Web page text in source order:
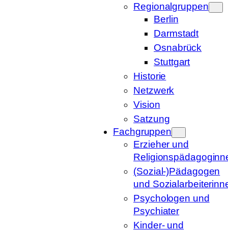
Regionalgruppen
Berlin
Darmstadt
Osnabrück
Stuttgart
Historie
Netzwerk
Vision
Satzung
Fachgruppen
Erzieher und
(Sozial-)Pädagogen
und
Psychologen und
Psychiater
Kinder- und